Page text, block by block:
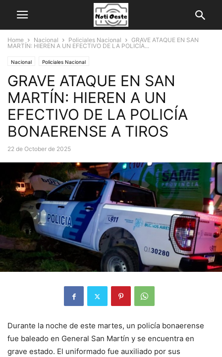
Home Nacional Policiales Nacional
GRAVE ATAQUE EN SAN
MARTÍN: HIEREN A UN EFECTIVO DE LA POLICÍA...
Nacional Policiales Nacional
GRAVE ATAQUE EN SAN
MARTÍN: HIEREN A UN
EFECTIVO DE LA POLICÍA
BONAERENSE A TIROS
22 de October de 2025
Durante la noche de este martes, un policía bonaerense
fue baleado en General San Martín y se encuentra en
grave estado. El uniformado fue auxiliado por sus